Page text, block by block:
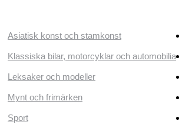
Asiatisk konst och stamkonst
Klassiska bilar, motorcyklar och automobilia
Leksaker och modeller
Mynt och frimärken
Sport